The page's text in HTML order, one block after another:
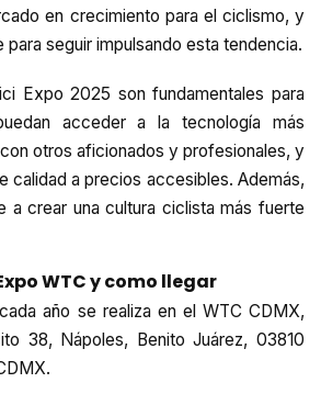
en crecimiento para el ciclismo, y
para seguir impulsando esta tendencia.
Expo 2025 son fundamentales para
acceder a la tecnología más
otros aficionados y profesionales, y
calidad a precios accesibles. Además,
a crear una cultura ciclista más fuerte
WTC y como llegar
año se realiza en el WTC CDMX,
38, Nápoles, Benito Juárez, 03810